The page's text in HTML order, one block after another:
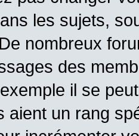
les sujets,
nombreux
des
il se
aient un rang